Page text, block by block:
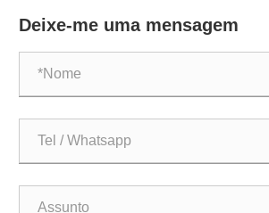
Deixe-me uma mensagem